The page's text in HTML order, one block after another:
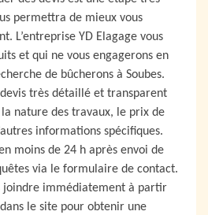
permettra de mieux vous
L’entreprise YD Elagage vous
et qui ne vous engagerons en
de bûcherons à Soubes.
devis très détaillé et transparent
nature des travaux, le prix de
informations spécifiques.
moins de 24 h après envoi de
via le formulaire de contact.
joindre immédiatement à partir
le site pour obtenir une